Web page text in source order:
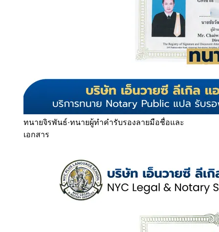
ทนายจิรพันธ์·ทนายผู้ทำคำรับรองลายมือชื่อและ
เอกสาร